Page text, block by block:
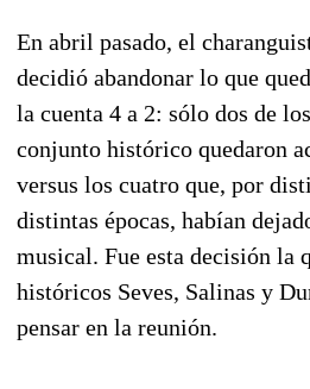
En abril pasado, el
decidió abandonar lo que
la cuenta 4 a 2: sólo dos de
conjunto histórico quedaron
versus los cuatro que, por
distintas épocas, habían
musical. Fue esta decisión la
históricos Seves, Salinas y
pensar en la reunión.